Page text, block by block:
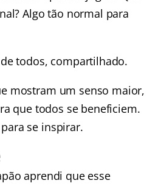
Algo tão normal para
todos, compartilhado.
mostram um senso maior,
que todos se beneficiem.
se inspirar.
aprendi que esse